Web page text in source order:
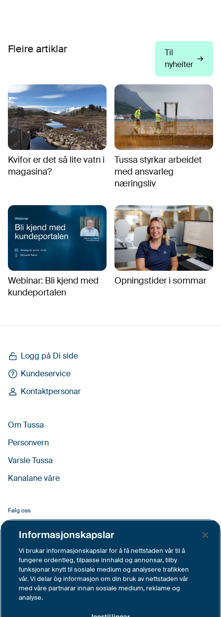
Fleire artiklar
Til
nyheiter
Kvifor er det så lite vatn i
magasina?
Tussa styrkar arbeidet
med ansvarleg
næringsliv
Webinar: Bli kjend med
kundeportalen
Opningstider i sommar
Logg på Di side
Kundeservice
Kontaktpersonar
Om Tussa
Personvern
Varsle Tussa
Kanalane våre
Følg oss
Facebook
LinkedIn
YouTube
Instagram
Vimeo
Informasjonskapslar
Vi brukar informasjonskapslar for å få nettstaden vår til å
fungere ordentleg, tilpasse innhald og annonsar, tilby
funksjonar knytt til sosiale medium og analysere trafikken
vår. Vi delar òg informasjon om din bruk av nettstaden vår
med våre partnarar innan sosiale medium, reklame og
analyse.